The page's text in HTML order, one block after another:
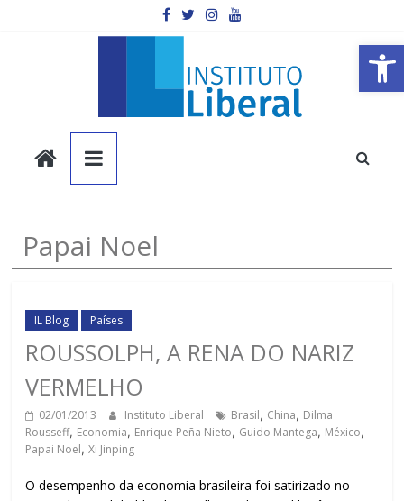
Barra de Ferramentas Aberta
Instituto
Liberal
Você
é
mais
importante
da
sociedade.
Papai Noel
IL Blog Países
ROUSSOLPH, A RENA DO NARIZ
VERMELHO
02/01/2013 Instituto Liberal Brasil, China, Dilma
Rousseff, Economia, Enrique Peña Nieto, Guido Mantega, México,
Papai Noel,Xi Jinping
O desempenho da economia brasileira foi satirizado no